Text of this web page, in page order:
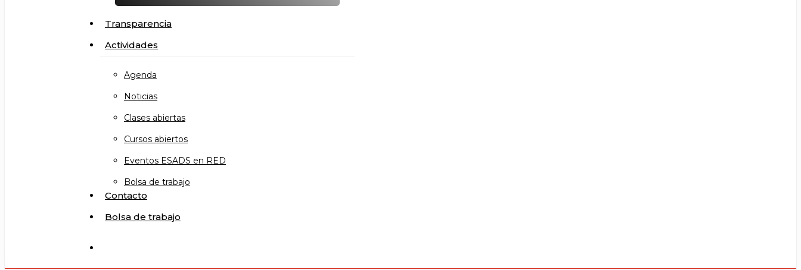
Transparencia
Actividades
Agenda
Noticias
Clases abiertas
Cursos abiertos
Eventos ESADS en RED
Bolsa de trabajo
Contacto
Bolsa de trabajo